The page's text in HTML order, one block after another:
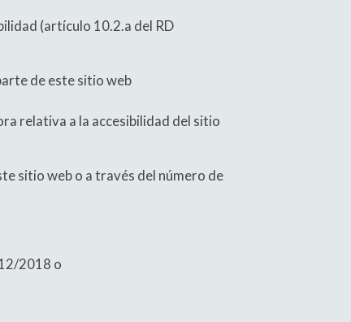
(artículo 10.2.a del RD
de este sitio web
relativa a la accesibilidad del sitio
sitio web o a través del número de
2018 o